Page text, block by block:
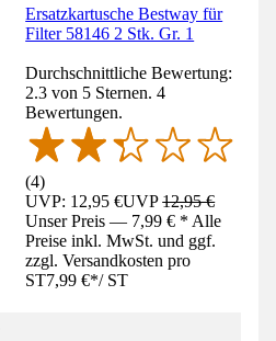
Ersatzkartusche Bestway für
Filter 58146 2 Stk. Gr. 1
Durchschnittliche Bewertung:
2.3 von 5 Sternen. 4
Bewertungen.
(4)
UVP: 12,95 €UVP12,95 €
Unser Preis — 7,99 € * Alle
Preise inkl. MwSt. und ggf.
zzgl. Versandkosten pro
ST7,99 €*/ ST